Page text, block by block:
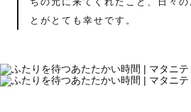
とがとても幸せです。